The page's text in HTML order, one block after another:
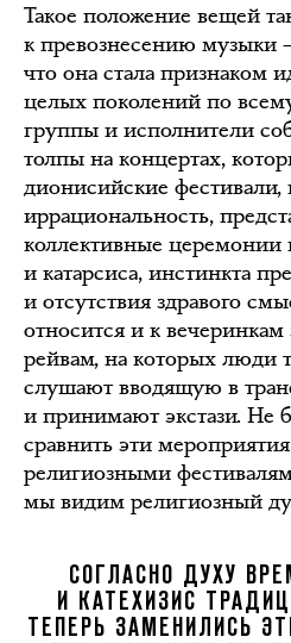
Такое положение вещей
к превознесению музыки
что она стала признаком
целых поколений по
группы и исполнители
толпы на концертах,
дионисийские фестивали,
иррациональность,
коллективные церемонии
и катарсиса, инстинкта
и отсутствия здравого
относится и к
рейвам, на которых люди
слушают вводящую в
и принимают экстази. Не
сравнить эти
религиозными
мы видим религиозный
СОГЛАСНО ДУХУ
И КАТЕХИЗИС
ТЕПЕРЬ ЗАМЕНИЛИСЬ